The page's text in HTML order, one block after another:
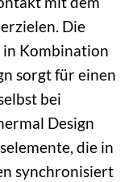
Die
Kombination
sorgt für einen
bei
Design
die in
synchronisiert